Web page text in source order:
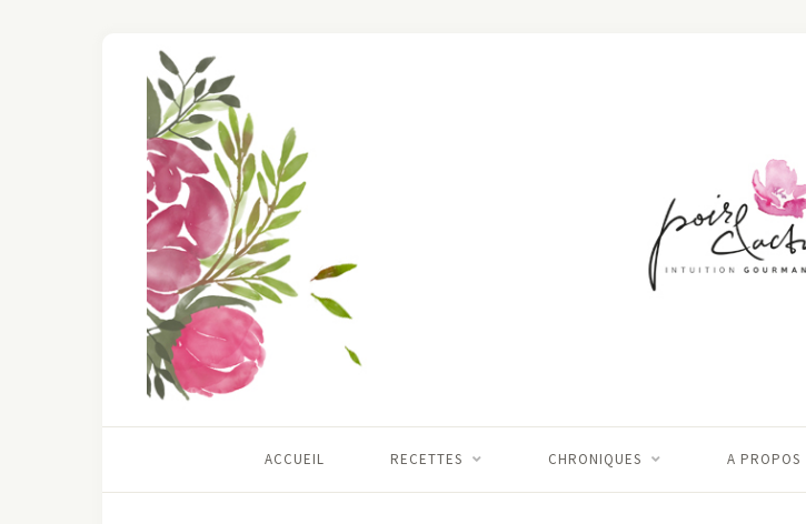
ACCUEIL RECETTES CHRONIQUES A PROPOS